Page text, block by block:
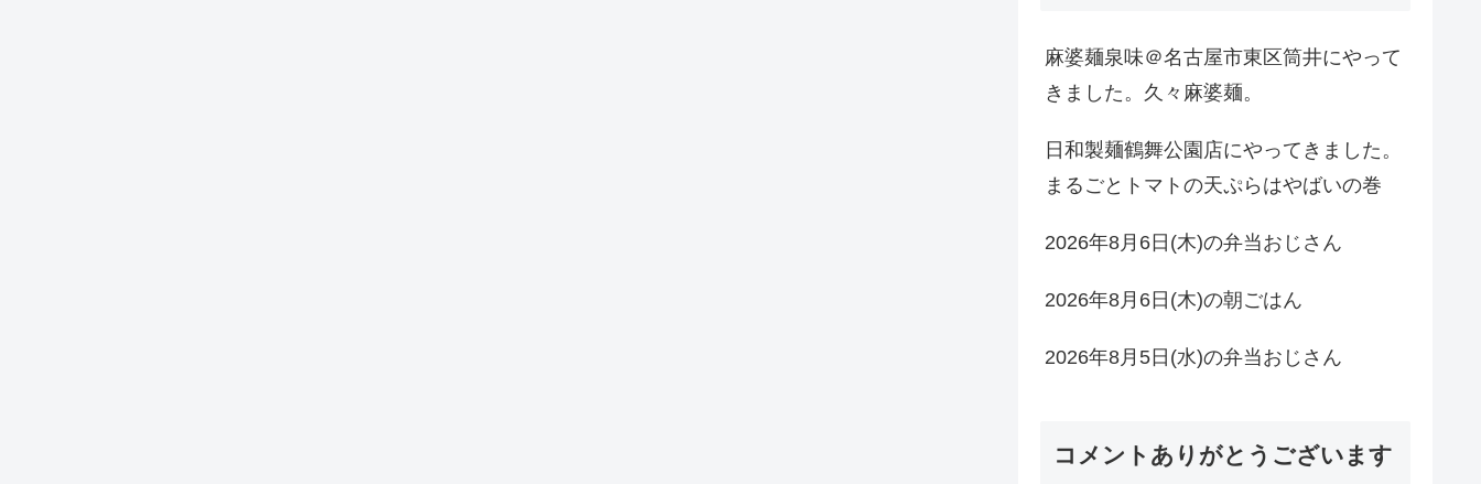
麻婆麺泉味＠名古屋市東区筒井にやって
きました。久々麻婆麺。
日和製麺鶴舞公園店にやってきました。
まるごとトマトの天ぷらはやばいの巻
2026年8月6日(木)の弁当おじさん
2026年8月6日(木)の朝ごはん
2026年8月5日(水)の弁当おじさん
コメントありがとうございます